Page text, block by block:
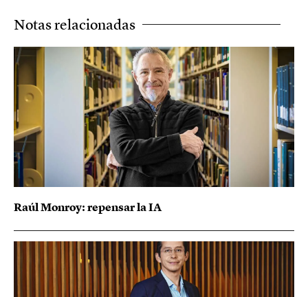
Notas relacionadas
Raúl Monroy: repensar la IA